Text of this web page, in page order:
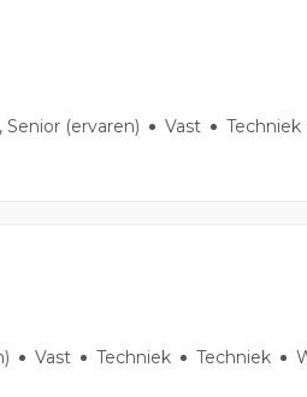
(ervaren) Vast Techniek
Vast Techniek Techniek